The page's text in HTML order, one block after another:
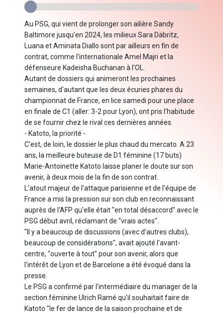
Au PSG, qui vient de prolonger son ailière Sandy
Baltimore jusqu'en 2024, les milieux Sara Däbritz,
Luana et Aminata Diallo sont par ailleurs en fin de
contrat, comme l'internationale Amel Majri et la
défenseure Kadeisha Buchanan à l'OL.
Autant de dossiers qui animeront les prochaines
semaines, d'autant que les deux écuries phares du
championnat de France, en lice samedi pour une place
en finale de C1 (aller: 3-2 pour Lyon), ont pris l'habitude
de se fournir chez le rival ces dernières années.
- Katoto, la priorité -
C'est, de loin, le dossier le plus chaud du mercato. A 23
ans, la meilleure buteuse de D1 féminine (17 buts)
Marie-Antoinette Katoto laisse planer le doute sur son
avenir, à deux mois de la fin de son contrat.
L'atout majeur de l'attaque parisienne et de l'équipe de
France a mis la pression sur son club en reconnaissant
auprès de l'AFP qu'elle était "en total désaccord" avec le
PSG début avril, réclamant de "vrais actes".
"Il y a beaucoup de discussions (avec d'autres clubs),
beaucoup de considérations", avait ajouté l'avant-
centre, "ouverte à tout" pour son avenir, alors que
l'intérêt de Lyon et de Barcelone a été évoqué dans la
presse.
Le PSG a confirmé par l'intermédiaire du manager de la
section féminine Ulrich Ramé qu'il souhaitait faire de
Katoto "le fer de lance de la saison prochaine et de